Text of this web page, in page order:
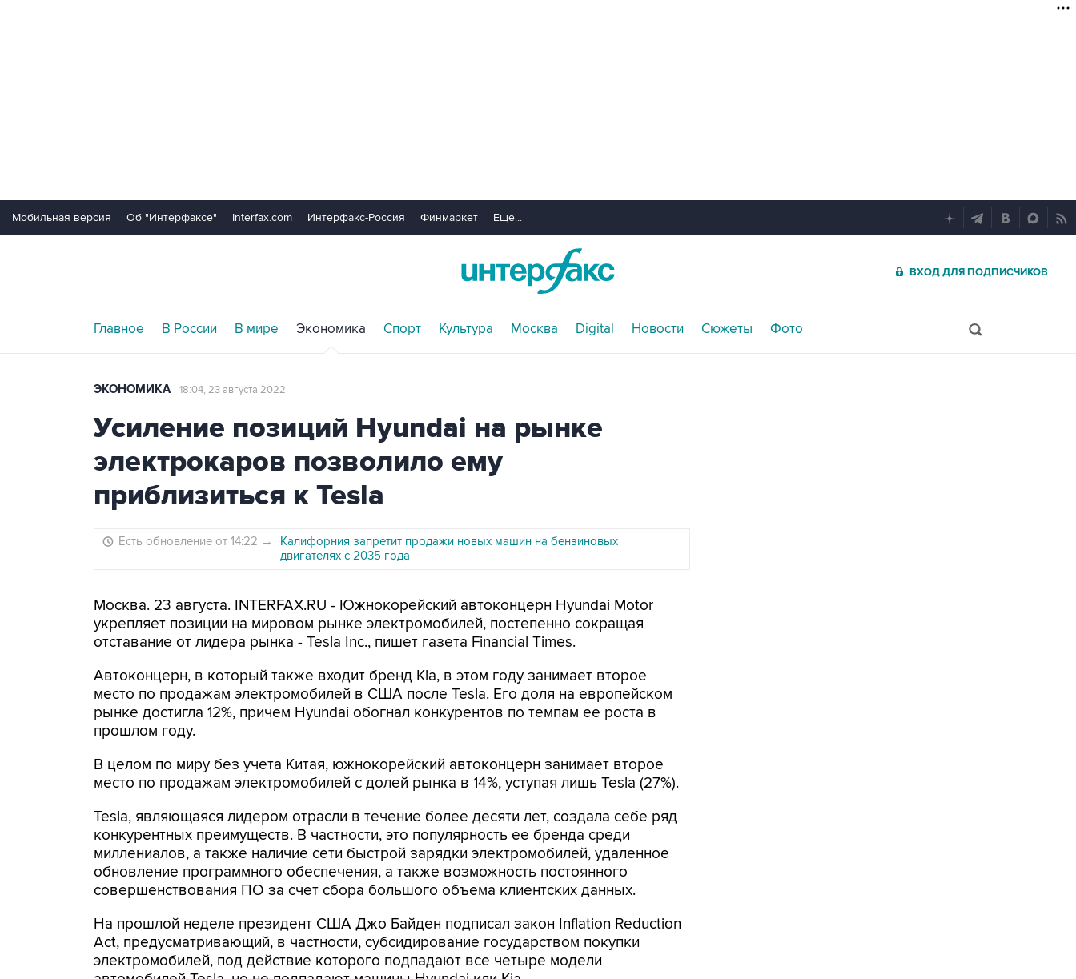
Мобильная версия Об "Интерфаксе" Interfax.com Интерфакс-Россия Финмаркет Еще...
ВХОД ДЛЯ ПОДПИСЧИКОВ
Главное В России В мире Экономика Спорт Культура Москва Digital Новости Сюжеты Фото
ЭКОНОМИКА 18:04, 23 августа 2022
Усиление позиций Hyundai на рынке
электрокаров позволило ему
приблизиться к Tesla
Есть обновление от 14:22 →
Калифорния запретит продажи новых машин на бензиновых
двигателях с 2035 года
Москва. 23 августа. INTERFAX.RU - Южнокорейский автоконцерн Hyundai Motor
укрепляет позиции на мировом рынке электромобилей, постепенно сокращая
отставание от лидера рынка - Tesla Inc., пишет газета Financial Times.
Автоконцерн, в который также входит бренд Kia, в этом году занимает второе
место по продажам электромобилей в США после Tesla. Его доля на европейском
рынке достигла 12%, причем Hyundai обогнал конкурентов по темпам ее роста в
прошлом году.
В целом по миру без учета Китая, южнокорейский автоконцерн занимает второе
место по продажам электромобилей с долей рынка в 14%, уступая лишь Tesla (27%).
Tesla, являющаяся лидером отрасли в течение более десяти лет, создала себе ряд
конкурентных преимуществ. В частности, это популярность ее бренда среди
миллениалов, а также наличие сети быстрой зарядки электромобилей, удаленное
обновление программного обеспечения, а также возможность постоянного
совершенствования ПО за счет сбора большого объема клиентских данных.
На прошлой неделе президент США Джо Байден подписал закон Inflation Reduction
Act, предусматривающий, в частности, субсидирование государством покупки
электромобилей, под действие которого подпадают все четыре модели